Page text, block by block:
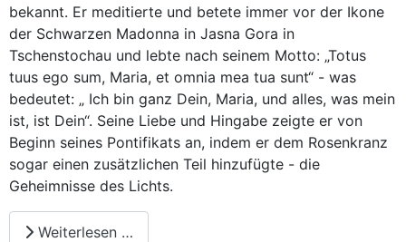
bekannt. Er meditierte und betete immer vor der Ikone
der Schwarzen Madonna in Jasna Gora in
Tschenstochau und lebte nach seinem Motto: „Totus
tuus ego sum, Maria, et omnia mea tua sunt“ - was
bedeutet: „ Ich bin ganz Dein, Maria, und alles, was mein
ist, ist Dein“. Seine Liebe und Hingabe zeigte er von
Beginn seines Pontifikats an, indem er dem Rosenkranz
sogar einen zusätzlichen Teil hinzufügte - die
Geheimnisse des Lichts.
Weiterlesen …